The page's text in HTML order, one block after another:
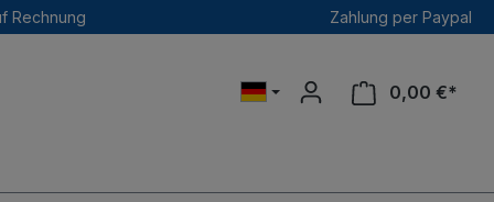
Rechnung Zahlung per Paypal
0,00 €*